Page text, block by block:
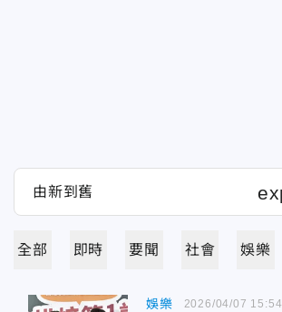
全部 即時 要聞 社會 娛樂
娛樂 2026/04/07 15:54